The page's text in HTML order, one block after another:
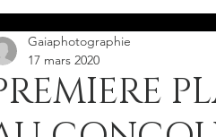
Gaiaphotographie
17 mars 2020